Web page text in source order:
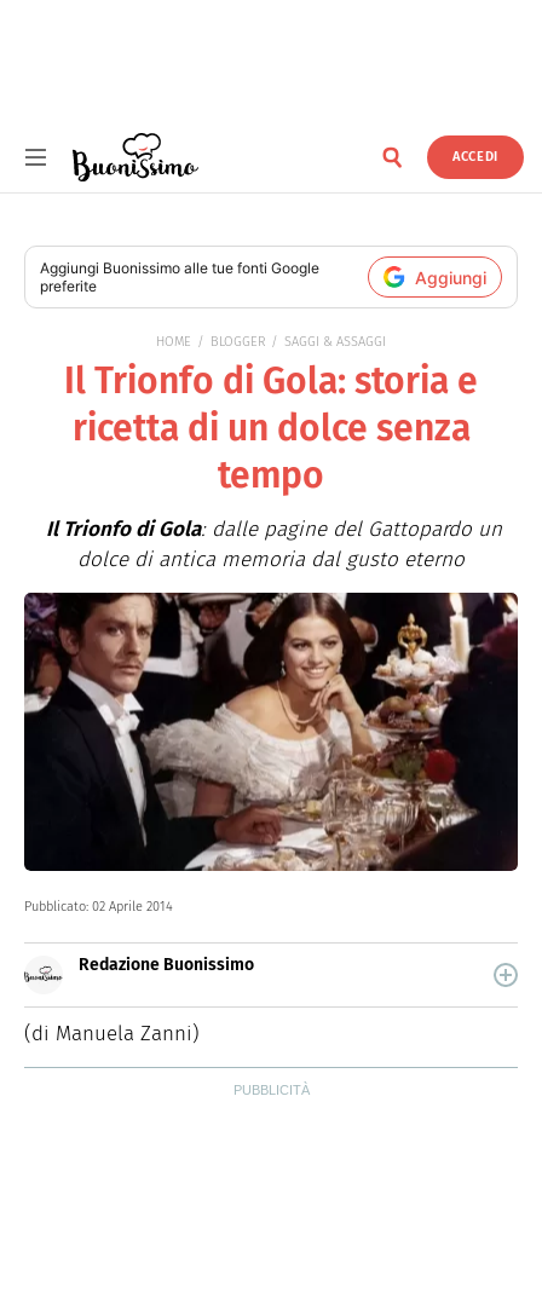
ACCEDI
Aggiungi Buonissimo alle tue fonti Google
preferite
Aggiungi
HOME BLOGGER SAGGI & ASSAGGI
Il Trionfo di Gola: storia e
ricetta di un dolce senza
tempo
Il Trionfo di Gola: dalle pagine del Gattopardo un
dolce di antica memoria dal gusto eterno
Pubblicato: 02 Aprile 2014
Redazione Buonissimo
quale trovi idee veloci, facili e spiegate passo passo.
(di Manuela Zanni)